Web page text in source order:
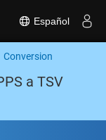
Español
Conversion
a TSV